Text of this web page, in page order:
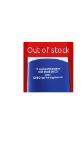
Out of stock